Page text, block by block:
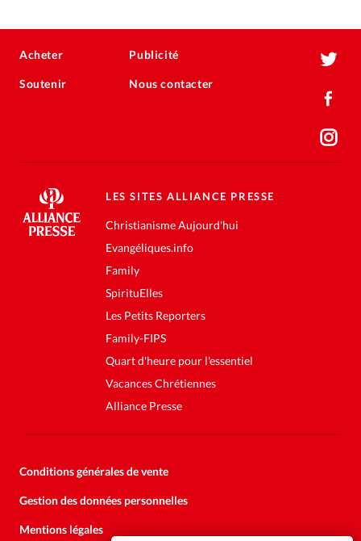
Acheter
Soutenir
Publicité
Nous contacter
LES SITES ALLIANCE PRESSE
Christianisme Aujourd'hui
Evangéliques.info
Family
SpirituElles
Les Petits Reporters
Family-FIPS
Quart d'heure pour l'essentiel
Vacances Chrétiennes
Alliance Presse
Conditions générales de vente
Gestion des données personnelles
Mentions légales